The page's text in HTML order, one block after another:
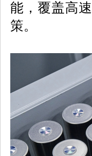
能，覆盖高
策。